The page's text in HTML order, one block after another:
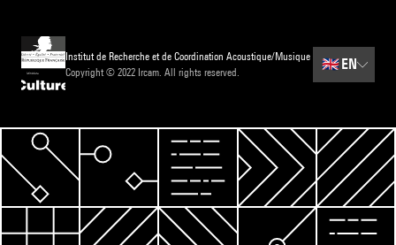
Institut de Recherche et de Coordination Acoustique/Musique
Copyright © 2022 Ircam. All rights reserved.
🇬🇧 EN